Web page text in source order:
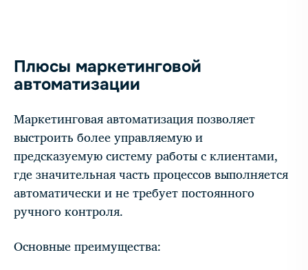
Плюсы маркетинговой
автоматизации
Маркетинговая автоматизация позволяет
выстроить более управляемую и
предсказуемую систему работы с клиентами,
где значительная часть процессов выполняется
автоматически и не требует постоянного
ручного контроля.
Основные преимущества: